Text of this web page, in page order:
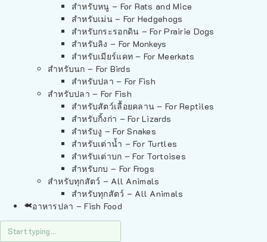
สำหรับหนู – For Rats and Mice
สำหรับเม่น – For Hedgehogs
สำหรับกระรอกดิน – For Prairie Dogs
สำหรับลิง – For Monkeys
สำหรับเมียร์แคท – For Meerkats
สำหรับนก – For Birds
สำหรับปลา – For Fish
สำหรับปลา – For Fish
สำหรับสัตว์เลื้อยคลาน – For Reptiles
สำหรับกิ้งก่า – For Lizards
สำหรับงู – For Snakes
สำหรับเต่าน้ำ – For Turtles
สำหรับเต่าบก – For Tortoises
สำหรับกบ – For Frogs
สำหรับทุกสัตว์ – All Animals
สำหรับทุกสัตว์ – All Animals
อาหารปลา – Fish Food